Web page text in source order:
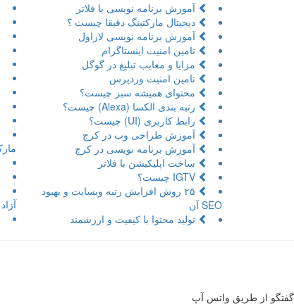
آموزش برنامه نویسی با فلاتر
دیجیتال مارکتینگ دقیقا چیست ؟
آموزش برنامه نویسی لاراول
تامین امنیت اینستاگرام
مزایا و معایب تبلیغ در گوگل
تامین امنیت وردپرس
محتوای همیشه سبز چیست؟
رتبه بندی الکسا (Alexa) چیست؟
رابط کاربری (UI) چیست؟
آموزش طراحی وب در کرج
آموزش برنامه نویسی در کرج
ساخت اپلیکیشن با فلاتر
۲۵ روش افزایش رتبه وبسایت و بهبود
SEO آن
تولید محتوا با کیفیت و ارزشمند
گفتگو از طریق واتس آپ